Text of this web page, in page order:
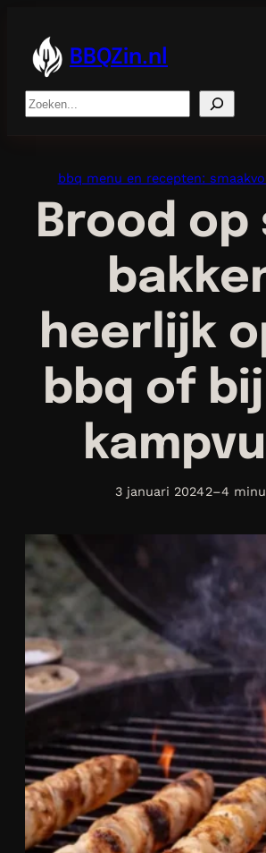
inhoud
BBQZin.nl
Search
bbq menu en recepten:
Brood op
heerlijk
bbq of
3 januari 20242–4